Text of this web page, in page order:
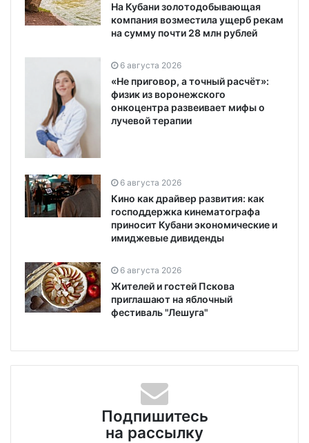
На Кубани золотодобывающая
компания возместила ущерб рекам
на сумму почти 28 млн рублей
6 августа 2026
«Не приговор, а точный расчёт»:
физик из воронежского
онкоцентра развеивает мифы о
лучевой терапии
6 августа 2026
Кино как драйвер развития: как
господдержка кинематографа
приносит Кубани экономические и
имиджевые дивиденды
6 августа 2026
Жителей и гостей Пскова
приглашают на яблочный
фестиваль "Лешуга"
Подпишитесь
на рассылку